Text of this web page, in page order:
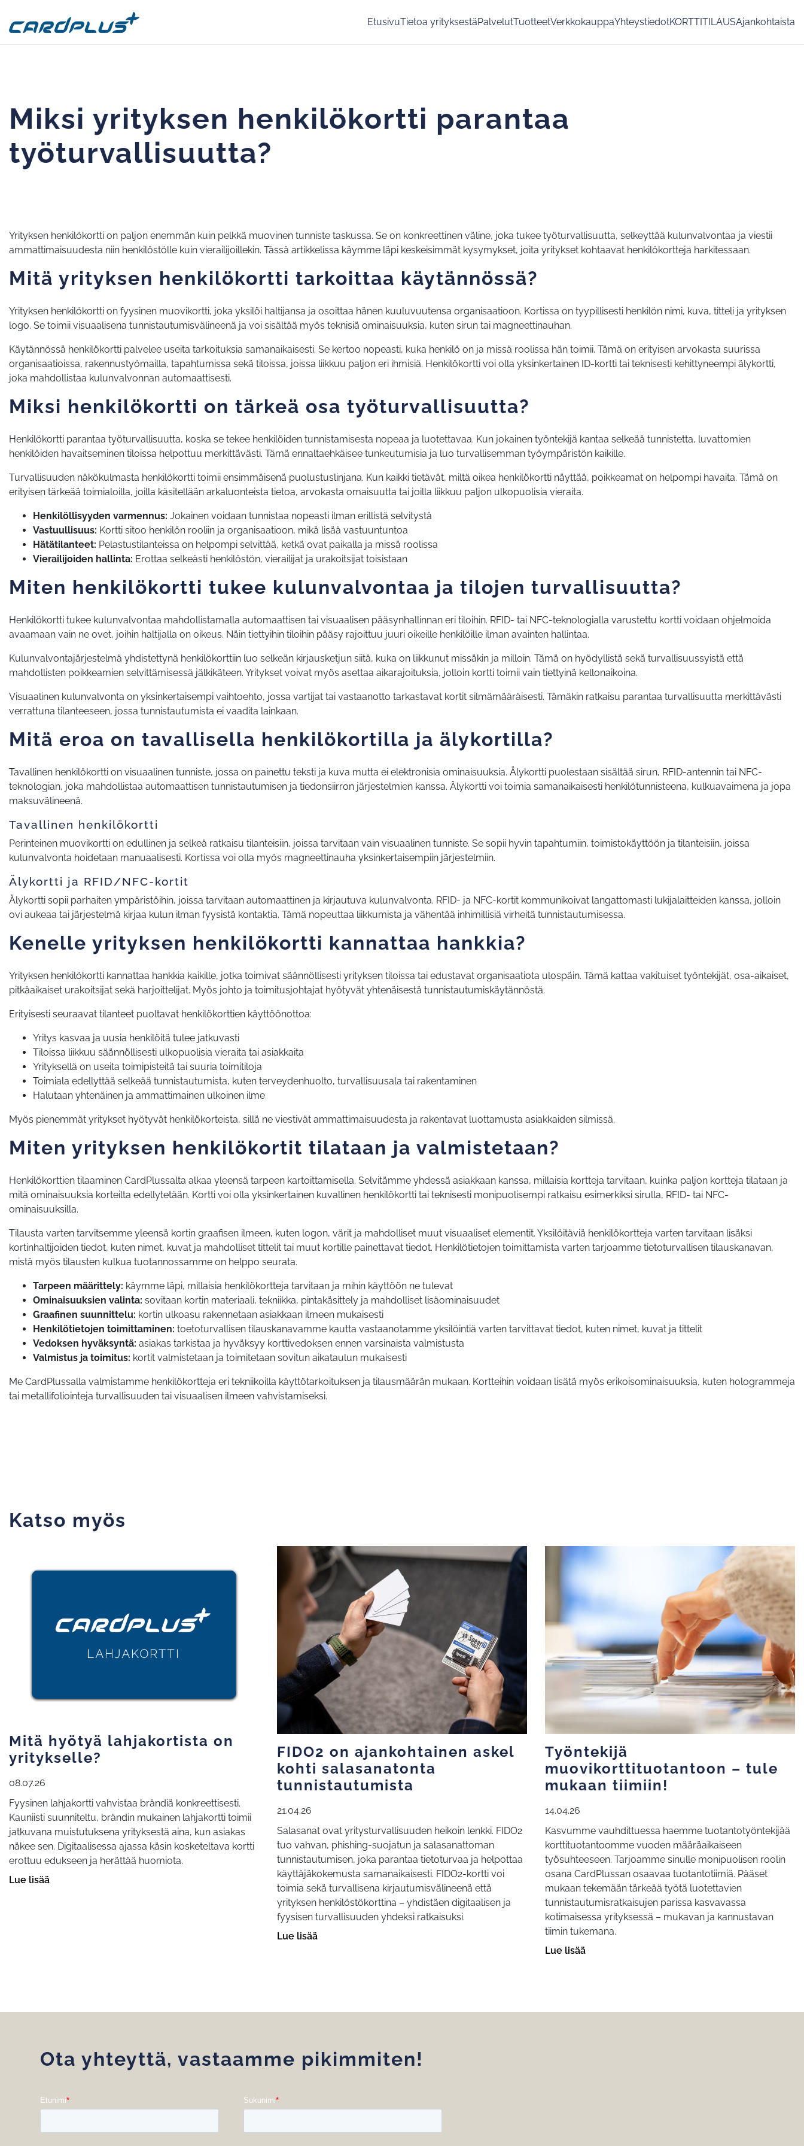
EtusivuTietoa yrityksestäPalvelutTuotteetVerkkokauppaYhteystiedotKORTTITILAUSAjankohtaista
Miksi yrityksen henkilökortti parantaa
työturvallisuutta?
Yrityksen henkilökortti on paljon enemmän kuin pelkkä muovinen tunniste taskussa. Se on konkreettinen väline, joka tukee työturvallisuutta, selkeyttää kulunvalvontaa ja viestii
ammattimaisuudesta niin henkilöstölle kuin vierailijoillekin. Tässä artikkelissa käymme läpi keskeisimmät kysymykset, joita yritykset kohtaavat henkilökortteja harkitessaan.
Mitä yrityksen henkilökortti tarkoittaa käytännössä?
Yrityksen henkilökortti on fyysinen muovikortti, joka yksilöi haltijansa ja osoittaa hänen kuuluvuutensa organisaatioon. Kortissa on tyypillisesti henkilön nimi, kuva, titteli ja yrityksen
logo. Se toimii visuaalisena tunnistautumisvälineenä ja voi sisältää myös teknisiä ominaisuuksia, kuten sirun tai magneettinauhan.
Käytännössä henkilökortti palvelee useita tarkoituksia samanaikaisesti. Se kertoo nopeasti, kuka henkilö on ja missä roolissa hän toimii. Tämä on erityisen arvokasta suurissa
organisaatioissa, rakennustyömailla, tapahtumissa sekä tiloissa, joissa liikkuu paljon eri ihmisiä. Henkilökortti voi olla yksinkertainen ID-kortti tai teknisesti kehittyneempi älykortti,
joka mahdollistaa kulunvalvonnan automaattisesti.
Miksi henkilökortti on tärkeä osa työturvallisuutta?
Henkilökortti parantaa työturvallisuutta, koska se tekee henkilöiden tunnistamisesta nopeaa ja luotettavaa. Kun jokainen työntekijä kantaa selkeää tunnistetta, luvattomien
henkilöiden havaitseminen tiloissa helpottuu merkittävästi. Tämä ennaltaehkäisee tunkeutumisia ja luo turvallisemman työympäristön kaikille.
Turvallisuuden näkökulmasta henkilökortti toimii ensimmäisenä puolustuslinjana. Kun kaikki tietävät, miltä oikea henkilökortti näyttää, poikkeamat on helpompi havaita. Tämä on
erityisen tärkeää toimialoilla, joilla käsitellään arkaluonteista tietoa, arvokasta omaisuutta tai joilla liikkuu paljon ulkopuolisia vieraita.
Henkilöllisyyden varmennus: Jokainen voidaan tunnistaa nopeasti ilman erillistä selvitystä
Vastuullisuus: Kortti sitoo henkilön rooliin ja organisaatioon, mikä lisää vastuuntuntoa
Hätätilanteet: Pelastustilanteissa on helpompi selvittää, ketkä ovat paikalla ja missä roolissa
Vierailijoiden hallinta: Erottaa selkeästi henkilöstön, vierailijat ja urakoitsijat toisistaan
Miten henkilökortti tukee kulunvalvontaa ja tilojen turvallisuutta?
Henkilökortti tukee kulunvalvontaa mahdollistamalla automaattisen tai visuaalisen pääsynhallinnan eri tiloihin. RFID- tai NFC-teknologialla varustettu kortti voidaan ohjelmoida
avaamaan vain ne ovet, joihin haltijalla on oikeus. Näin tiettyihin tiloihin pääsy rajoittuu juuri oikeille henkilöille ilman avainten hallintaa.
Kulunvalvontajärjestelmä yhdistettynä henkilökorttiin luo selkeän kirjausketjun siitä, kuka on liikkunut missäkin ja milloin. Tämä on hyödyllistä sekä turvallisuussyistä että
mahdollisten poikkeamien selvittämisessä jälkikäteen. Yritykset voivat myös asettaa aikarajoituksia, jolloin kortti toimii vain tiettyinä kellonaikoina.
Visuaalinen kulunvalvonta on yksinkertaisempi vaihtoehto, jossa vartijat tai vastaanotto tarkastavat kortit silmämääräisesti. Tämäkin ratkaisu parantaa turvallisuutta merkittävästi
verrattuna tilanteeseen, jossa tunnistautumista ei vaadita lainkaan.
Mitä eroa on tavallisella henkilökortilla ja älykortilla?
Tavallinen henkilökortti on visuaalinen tunniste, jossa on painettu teksti ja kuva mutta ei elektronisia ominaisuuksia. Älykortti puolestaan sisältää sirun, RFID-antennin tai NFC-
teknologian, joka mahdollistaa automaattisen tunnistautumisen ja tiedonsiirron järjestelmien kanssa. Älykortti voi toimia samanaikaisesti henkilötunnisteena, kulkuavaimena ja jopa
maksuvälineenä.
Tavallinen henkilökortti
Perinteinen muovikortti on edullinen ja selkeä ratkaisu tilanteisiin, joissa tarvitaan vain visuaalinen tunniste. Se sopii hyvin tapahtumiin, toimistokäyttöön ja tilanteisiin, joissa
kulunvalvonta hoidetaan manuaalisesti. Kortissa voi olla myös magneettinauha yksinkertaisempiin järjestelmiin.
Älykortti ja RFID/NFC-kortit
Älykortti sopii parhaiten ympäristöihin, joissa tarvitaan automaattinen ja kirjautuva kulunvalvonta. RFID- ja NFC-kortit kommunikoivat langattomasti lukijalaitteiden kanssa, jolloin
ovi aukeaa tai järjestelmä kirjaa kulun ilman fyysistä kontaktia. Tämä nopeuttaa liikkumista ja vähentää inhimillisiä virheitä tunnistautumisessa.
Kenelle yrityksen henkilökortti kannattaa hankkia?
Yrityksen henkilökortti kannattaa hankkia kaikille, jotka toimivat säännöllisesti yrityksen tiloissa tai edustavat organisaatiota ulospäin. Tämä kattaa vakituiset työntekijät, osa-aikaiset,
pitkäaikaiset urakoitsijat sekä harjoittelijat. Myös johto ja toimitusjohtajat hyötyvät yhtenäisestä tunnistautumiskäytännöstä.
Erityisesti seuraavat tilanteet puoltavat henkilökorttien käyttöönottoa:
Yritys kasvaa ja uusia henkilöitä tulee jatkuvasti
Tiloissa liikkuu säännöllisesti ulkopuolisia vieraita tai asiakkaita
Yrityksellä on useita toimipisteitä tai suuria toimitiloja
Toimiala edellyttää selkeää tunnistautumista, kuten terveydenhuolto, turvallisuusala tai rakentaminen
Halutaan yhtenäinen ja ammattimainen ulkoinen ilme
Myös pienemmät yritykset hyötyvät henkilökorteista, sillä ne viestivät ammattimaisuudesta ja rakentavat luottamusta asiakkaiden silmissä.
Miten yrityksen henkilökortit tilataan ja valmistetaan?
Henkilökorttien tilaaminen CardPlussalta alkaa yleensä tarpeen kartoittamisella. Selvitämme yhdessä asiakkaan kanssa, millaisia kortteja tarvitaan, kuinka paljon kortteja tilataan ja
mitä ominaisuuksia korteilta edellytetään. Kortti voi olla yksinkertainen kuvallinen henkilökortti tai teknisesti monipuolisempi ratkaisu esimerkiksi sirulla, RFID- tai NFC-
ominaisuuksilla.
Tilausta varten tarvitsemme yleensä kortin graafisen ilmeen, kuten logon, värit ja mahdolliset muut visuaaliset elementit. Yksilöitäviä henkilökortteja varten tarvitaan lisäksi
kortinhaltijoiden tiedot, kuten nimet, kuvat ja mahdolliset tittelit tai muut kortille painettavat tiedot. Henkilötietojen toimittamista varten tarjoamme tietoturvallisen tilauskanavan,
mistä myös tilausten kulkua tuotannossamme on helppo seurata.
Tarpeen määrittely: käymme läpi, millaisia henkilökortteja tarvitaan ja mihin käyttöön ne tulevat
Ominaisuuksien valinta: sovitaan kortin materiaali, tekniikka, pintakäsittely ja mahdolliset lisäominaisuudet
Graafinen suunnittelu: kortin ulkoasu rakennetaan asiakkaan ilmeen mukaisesti
Henkilötietojen toimittaminen: toetoturvallisen tilauskanavamme kautta vastaanotamme yksilöintiä varten tarvittavat tiedot, kuten nimet, kuvat ja tittelit
Vedoksen hyväksyntä: asiakas tarkistaa ja hyväksyy korttivedoksen ennen varsinaista valmistusta
Valmistus ja toimitus: kortit valmistetaan ja toimitetaan sovitun aikataulun mukaisesti
Me CardPlussalla valmistamme henkilökortteja eri tekniikoilla käyttötarkoituksen ja tilausmäärän mukaan. Kortteihin voidaan lisätä myös erikoisominaisuuksia, kuten hologrammeja
tai metallifoliointeja turvallisuuden tai visuaalisen ilmeen vahvistamiseksi.
Katso myös
Mitä hyötyä lahjakortista on
yritykselle?
08.07.26
Fyysinen lahjakortti vahvistaa brändiä konkreettisesti.
Kauniisti suunniteltu, brändin mukainen lahjakortti toimii
jatkuvana muistutuksena yrityksestä aina, kun asiakas
näkee sen. Digitaalisessa ajassa käsin kosketeltava kortti
erottuu edukseen ja herättää huomiota.
Lue lisää
FIDO2 on ajankohtainen askel
kohti salasanatonta
tunnistautumista
21.04.26
Salasanat ovat yritysturvallisuuden heikoin lenkki. FIDO2
tuo vahvan, phishing-suojatun ja salasanattoman
tunnistautumisen, joka parantaa tietoturvaa ja helpottaa
käyttäjäkokemusta samanaikaisesti. FIDO2-kortti voi
toimia sekä turvallisena kirjautumisvälineenä että
yrityksen henkilöstökorttina – yhdistäen digitaalisen ja
fyysisen turvallisuuden yhdeksi ratkaisuksi.
Lue lisää
Työntekijä
muovikorttituotantoon – tule
mukaan tiimiin!
14.04.26
Kasvumme vauhdittuessa haemme tuotantotyöntekijää
korttituotantoomme vuoden määräaikaiseen
työsuhteeseen. Tarjoamme sinulle monipuolisen roolin
osana CardPlussan osaavaa tuotantotiimiä. Pääset
mukaan tekemään tärkeää työtä luotettavien
tunnistautumisratkaisujen parissa kasvavassa
kotimaisessa yrityksessä – mukavan ja kannustavan
tiimin tukemana.
Lue lisää
Ota yhteyttä, vastaamme pikimmiten!